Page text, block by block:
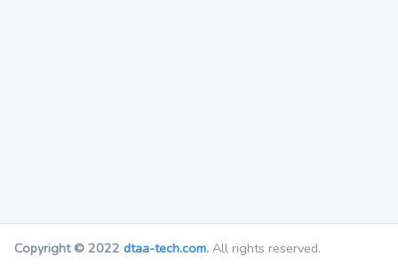
Copyright © 2022 dtaa-tech.com. All rights reserved.